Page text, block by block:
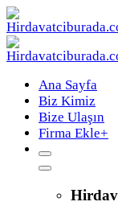
Ana Sayfa
Biz Kimiz
Bize Ulaşın
Firma Ekle+